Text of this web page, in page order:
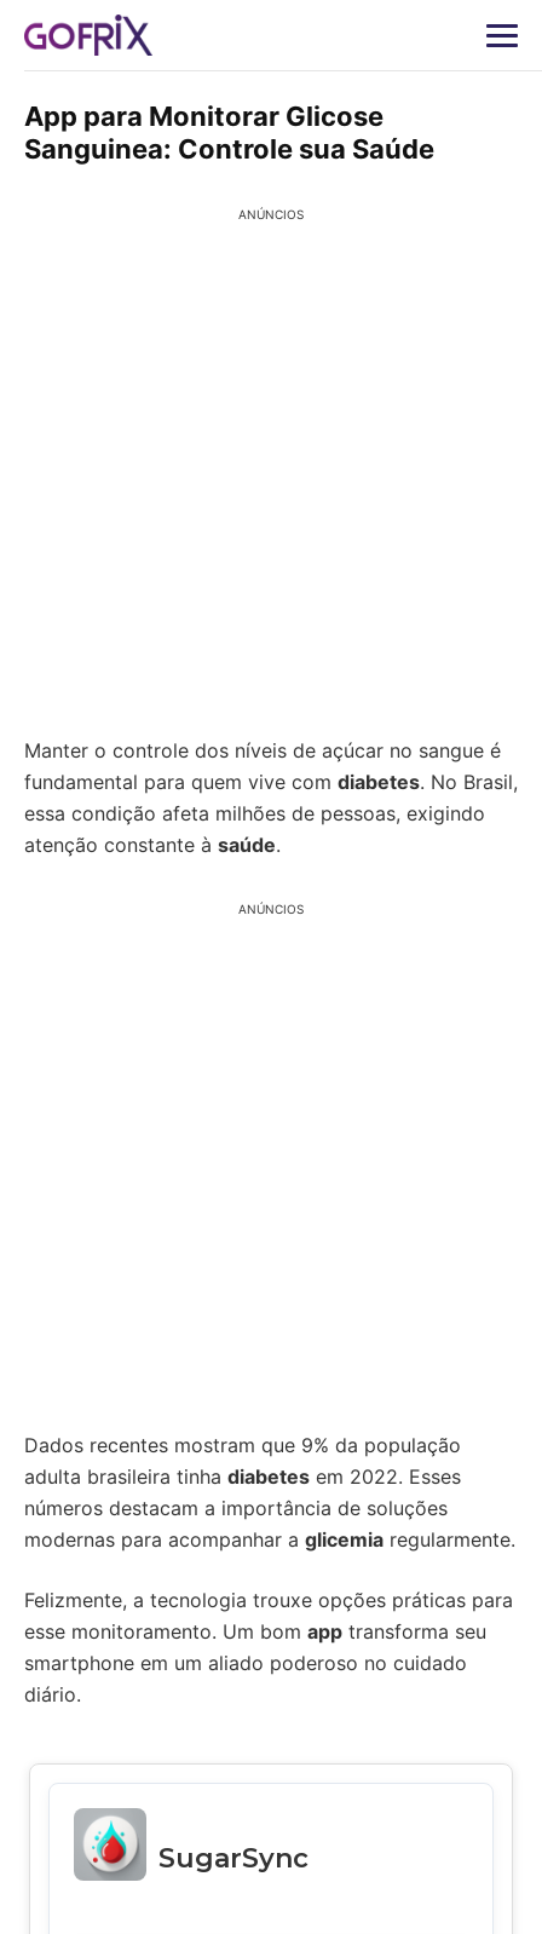
App para Monitorar Glicose
Sanguinea: Controle sua Saúde
ANÚNCIOS
Manter o controle dos níveis de açúcar no sangue é
fundamental para quem vive com diabetes. No Brasil,
essa condição afeta milhões de pessoas, exigindo
atenção constante à saúde.
ANÚNCIOS
Dados recentes mostram que 9% da população
adulta brasileira tinha diabetes em 2022. Esses
números destacam a importância de soluções
modernas para acompanhar a glicemia regularmente.
Felizmente, a tecnologia trouxe opções práticas para
esse monitoramento. Um bom app transforma seu
smartphone em um aliado poderoso no cuidado
diário.
SugarSync